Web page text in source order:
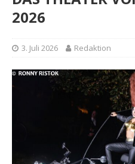
2026
3. Juli 2026 Redaktion